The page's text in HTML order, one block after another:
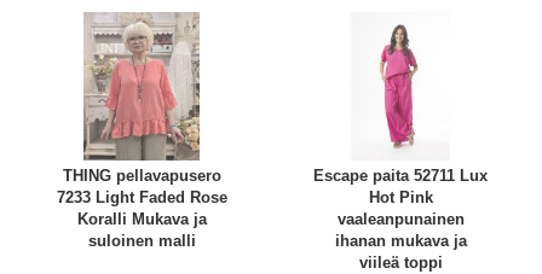
THING pellavapusero
7233 Light Faded Rose
Koralli Mukava ja
suloinen malli
Escape paita 52711 Lux
Hot Pink
vaaleanpunainen
ihanan mukava ja
viileä toppi